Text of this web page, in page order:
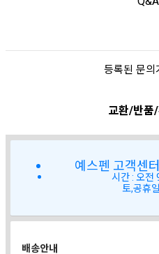
등록된 문의
교환/반품
예스펜 고객센
시간 : 오전
토,공휴
배송안내